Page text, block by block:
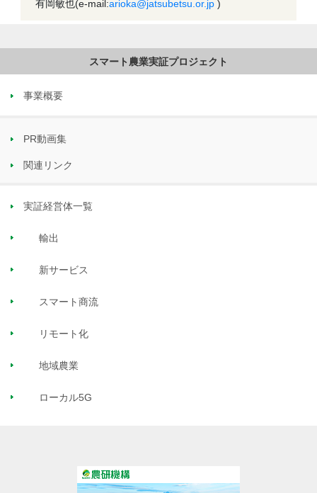
有岡敏也(e-mail:arioka@jatsubetsu.or.jp )
事業概要
PR動画集
関連リンク
実証経営体一覧
輸出
新サービス
スマート商流
リモート化
地域農業
ローカル5G